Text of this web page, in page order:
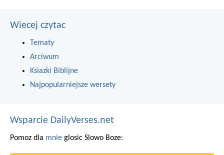
Wiecej czytac
Tematy
Arciwum
Ksiazki Biblijne
Najpopularniejsze wersety
Wsparcie DailyVerses.net
Pomoz dla mnie glosic Slowo Boze: